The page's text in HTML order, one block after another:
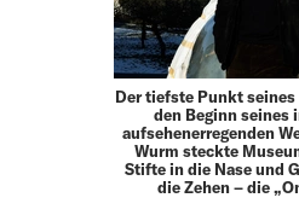
Der tiefste Punkt
den Beginn seines
aufsehenerregenden
Wurm steckte
Stifte in die Nase und
die Zehen – die